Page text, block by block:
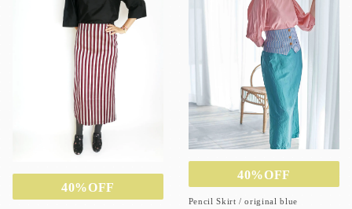
40%OFF
Pencil Skirt / original blue
40%OFF